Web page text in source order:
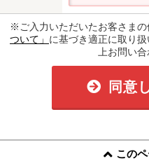
※ご入力いただいたお客さまの
ついて」 に基づき適正に取り
上お問い合
同意
この